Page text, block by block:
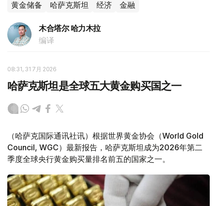
黄金储备 哈萨克斯坦 经济 金融
木合塔尔 哈力木拉
编译
08:31, 31 7月 2026
哈萨克斯坦是全球五大黄金购买国之一
（哈萨克国际通讯社讯）根据世界黄金协会（World Gold
Council, WGC）最新报告，哈萨克斯坦成为2026年第二
季度全球央行黄金购买量排名前五的国家之一。